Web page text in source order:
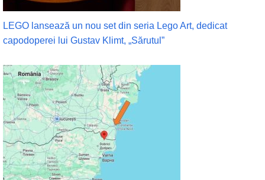
LEGO lansează un nou set din seria Lego Art, dedicat
capodoperei lui Gustav Klimt, „Sărutul”